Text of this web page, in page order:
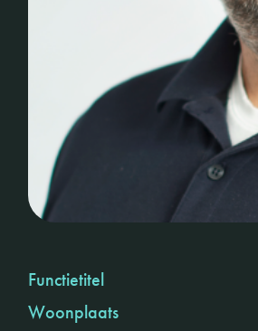
Functietitel
Woonplaats